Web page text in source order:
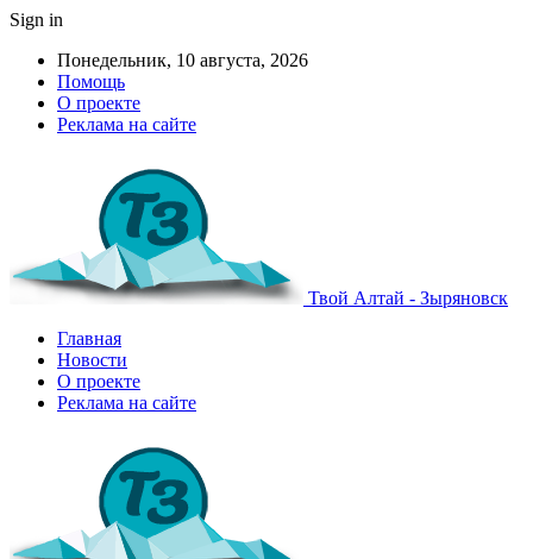
Sign in
Понедельник, 10 августа, 2026
Помощь
О проекте
Реклама на сайте
Твой Алтай - Зыряновск
Главная
Новости
О проекте
Реклама на сайте